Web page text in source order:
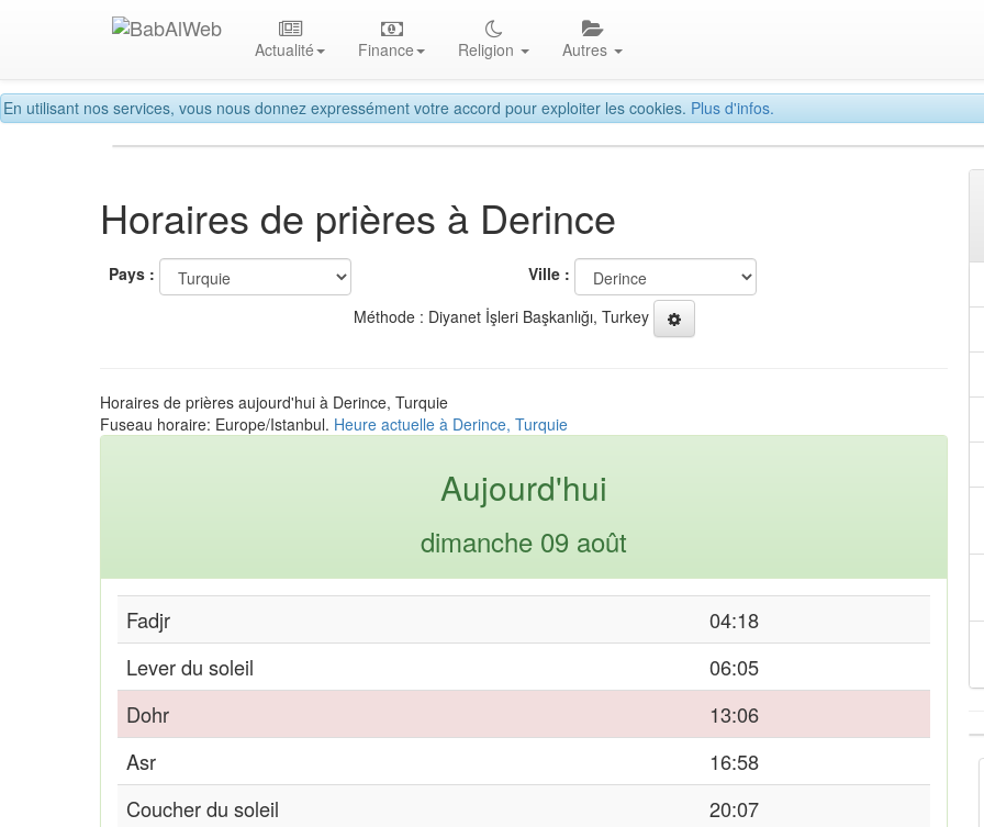
En utilisant nos services, vous nous donnez expressément votre accord pour exploiter les cookies. Plus d'infos.
Actualité Finance Religion Autres
Horaires de prières à Derince
Pays :
Ville :
Méthode : Diyanet İşleri Başkanlığı, Turkey
Horaires de prières aujourd'hui à Derince, Turquie
Fuseau horaire: Europe/Istanbul. Heure actuelle à Derince, Turquie
Aujourd'hui
dimanche 09 août
Fadjr
04:18
Lever du soleil
06:05
Dohr
13:06
Asr
16:58
Coucher du soleil
20:07